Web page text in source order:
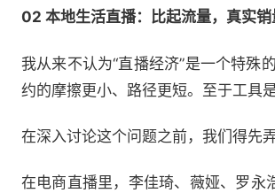
02 本地生活直播：比起流量，真实
我从来不认为“直播经济”是一个特殊
约的摩擦更小、路径更短。至于工具
在深入讨论这个问题之前，我们得先
在电商直播里，李佳琦、薇娅、罗